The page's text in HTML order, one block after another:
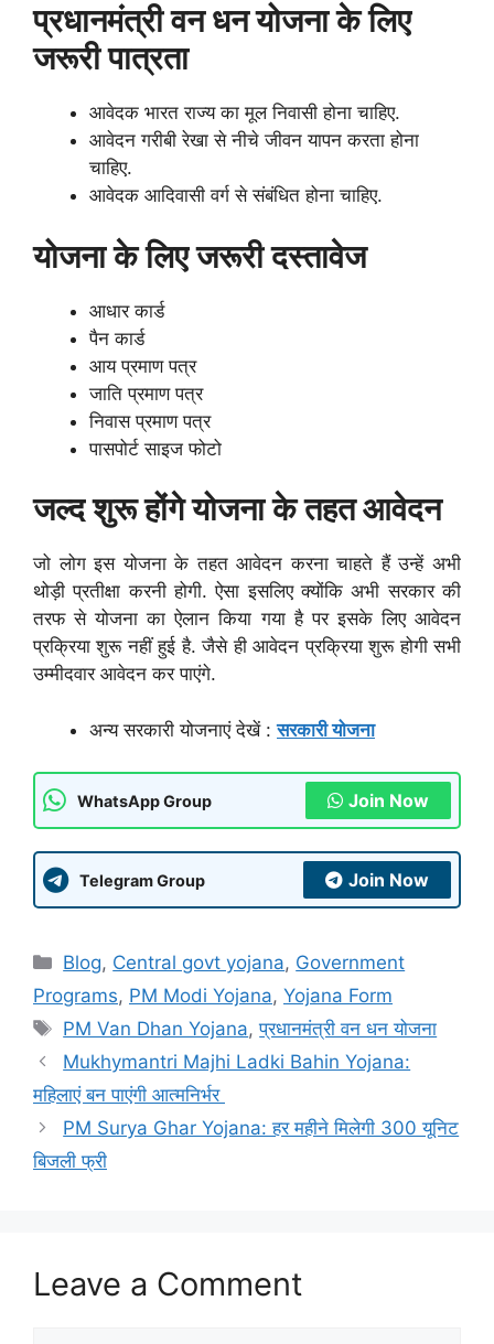
प्रधानमंत्री वन धन योजना के लिए
जरूरी पात्रता
आवेदक भारत राज्य का मूल निवासी होना चाहिए.
आवेदन गरीबी रेखा से नीचे जीवन यापन करता होना
चाहिए.
आवेदक आदिवासी वर्ग से संबंधित होना चाहिए.
योजना के लिए जरूरी दस्तावेज
आधार कार्ड
पैन कार्ड
आय प्रमाण पत्र
जाति प्रमाण पत्र
निवास प्रमाण पत्र
पासपोर्ट साइज फोटो
जल्द शुरू होंगे योजना के तहत आवेदन
जो लोग इस योजना के तहत आवेदन करना चाहते हैं उन्हें अभी
थोड़ी प्रतीक्षा करनी होगी. ऐसा इसलिए क्योंकि अभी सरकार की
तरफ से योजना का ऐलान किया गया है पर इसके लिए आवेदन
प्रक्रिया शुरू नहीं हुई है. जैसे ही आवेदन प्रक्रिया शुरू होगी सभी
उम्मीदवार आवेदन कर पाएंगे.
अन्य सरकारी योजनाएं देखें :सरकारी योजना
WhatsApp Group Join Now
Telegram Group Join Now
Categories
Blog, Central govt yojana, Government
Programs, PM Modi Yojana, Yojana Form
Tags
PM Van Dhan Yojana,प्रधानमंत्री वन धन योजना
Mukhymantri Majhi Ladki Bahin Yojana:
महिलाएं बन पाएंगी आत्मनिर्भर
PM Surya Ghar Yojana: हर महीने मिलेगी 300 यूनिट
बिजली फ्री
Leave a Comment